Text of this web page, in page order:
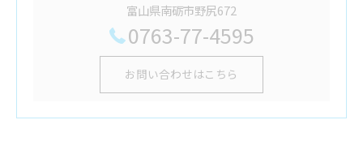
富山県南砺市野尻672
0763-77-4595
お問い合わせはこちら